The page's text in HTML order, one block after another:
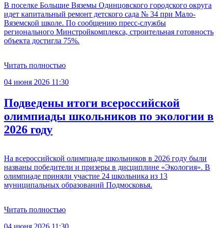
В поселке Большие Вяземы Одинцовского городского округа
идет капитальный ремонт детского сада № 34 при Мало-
Вяземской школе. По сообщению пресс-службы
регионального Минстройкомплекса, строительная готовность
объекта достигла 75%.
Читать полностью
04 июня 2026 11:30
Подведены итоги всероссийской
олимпиады школьников по экологии в
2026 году
На всероссийской олимпиаде школьников в 2026 году были
названы победители и призеры в дисциплине «Экология». В
олимпиаде приняли участие 24 школьника из 13
муниципальных образований Подмосковья.
Читать полностью
04 июня 2026 11:30